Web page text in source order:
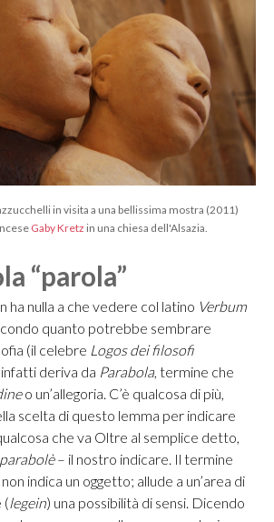
in visita a una bellissima mostra (2011)
Gaby Kretz in una chiesa dell'Alsazia.
“parola”
ha nulla a che vedere col latino Verbum
quanto potrebbe sembrare
(il celebre Logos dei filosofi
infatti deriva da Parabola, termine che
o un’allegoria. C’è qualcosa di più,
scelta di questo lemma per indicare
che va Oltre al semplice detto,
parabolè– il nostro indicare. Il termine
indica un oggetto; allude a un’area di
(legein) una possibilità di sensi. Dicendo